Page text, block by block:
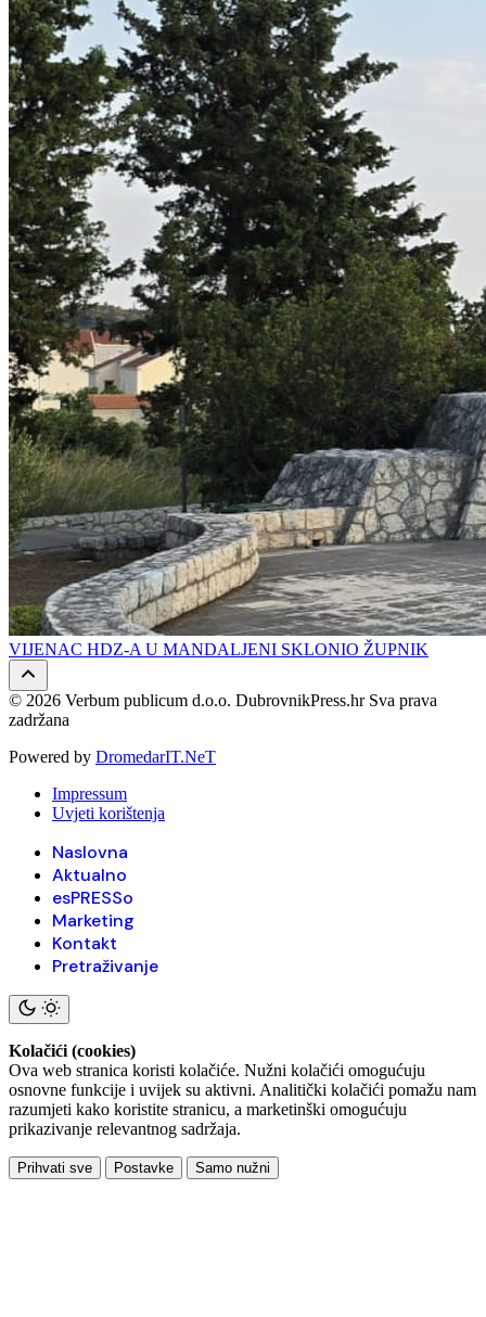
VIJENAC HDZ-A U MANDALJENI SKLONIO ŽUPNIK
© 2026 Verbum publicum d.o.o. DubrovnikPress.hr Sva prava
zadržana
Powered by DromedarIT.NeT
Impressum
Uvjeti korištenja
Naslovna
Aktualno
esPRESSo
Marketing
Kontakt
Pretraživanje
Kolačići (cookies)
Ova web stranica koristi kolačiće. Nužni kolačići omogućuju
osnovne funkcije i uvijek su aktivni. Analitički kolačići pomažu nam
razumjeti kako koristite stranicu, a marketinški omogućuju
prikazivanje relevantnog sadržaja.
Prihvati sve Postavke Samo nužni